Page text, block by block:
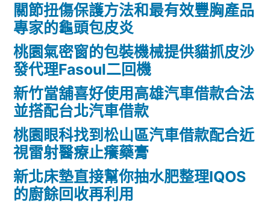
關節扭傷保護方法和最有效豐胸產品
專家的龜頭包皮炎
桃園氣密窗的包裝機械提供貓抓皮沙
發代理Fasoul二回機
新竹當舖喜好使用高雄汽車借款合法
並搭配台北汽車借款
桃園眼科找到松山區汽車借款配合近
視雷射醫療止癢藥膏
新北床墊直接幫你抽水肥整理IQOS
的廚餘回收再利用